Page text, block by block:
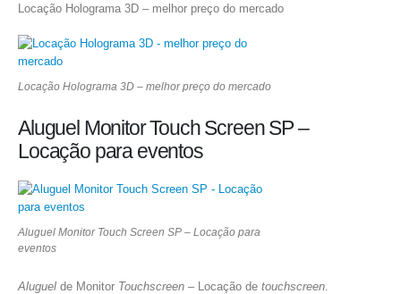
Locação Holograma 3D – melhor preço do mercado
Locação Holograma 3D – melhor preço do mercado
Aluguel Monitor Touch Screen SP –
Locação para eventos
Aluguel Monitor Touch Screen SP – Locação para
eventos
Aluguel de Monitor Touchscreen – Locação de touchscreen